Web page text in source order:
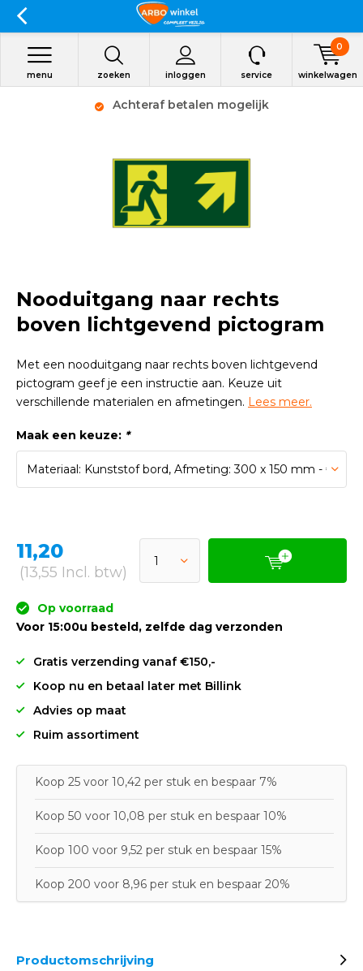
zoeken inloggen
menu service winkelwagen
0
Achteraf betalen mogelijk
Nooduitgang naar rechts
boven lichtgevend pictogram
Met een nooduitgang naar rechts boven lichtgevend
pictogram geef je een instructie aan. Keuze uit
verschillende materialen en afmetingen. Lees meer.
Maak een keuze: *
11,20
(13,55 Incl. btw)
Op voorraad
Voor 15:00u besteld, zelfde dag verzonden
Gratis verzending vanaf €150,-
Koop nu en betaal later met Billink
Advies op maat
Ruim assortiment
Koop 25 voor 10,42 per stuk en bespaar 7%
Koop 50 voor 10,08 per stuk en bespaar 10%
Koop 100 voor 9,52 per stuk en bespaar 15%
Koop 200 voor 8,96 per stuk en bespaar 20%
Productomschrijving